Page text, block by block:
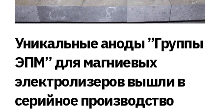
Уникальные аноды ”Группы
ЭПМ” для магниевых
электролизеров вышли в
серийное производство